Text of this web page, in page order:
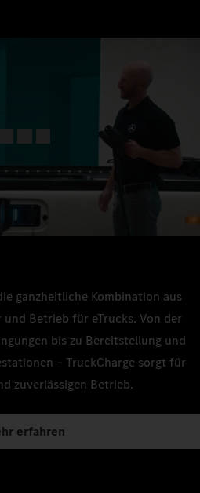
ganzheitliche Kombination aus
Betrieb für eTrucks. Von der
bis zu Bereitstellung und
– TruckCharge sorgt für
zuverlässigen Betrieb.
erfahren